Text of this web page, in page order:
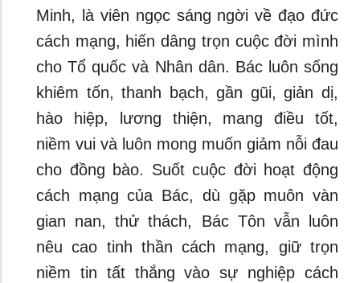
Minh, là viên ngọc sáng ngời về đạo đức
cách mạng, hiến dâng trọn cuộc đời mình
cho Tổ quốc và Nhân dân. Bác luôn sống
khiêm tốn, thanh bạch, gần gũi, giản dị,
hào hiệp, lương thiện, mang điều tốt,
niềm vui và luôn mong muốn giảm nỗi đau
cho đồng bào. Suốt cuộc đời hoạt động
cách mạng của Bác, dù gặp muôn vàn
gian nan, thử thách, Bác Tôn vẫn luôn
nêu cao tinh thần cách mạng, giữ trọn
niềm tin tất thắng vào sự nghiệp cách